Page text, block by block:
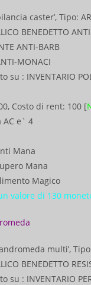
caster’, Tipo:
BENEDETTO
ANTI-BARB
MONACI
su : INVENTARIO
Costo di rent: 100 [
AC e` 4
Mana
Mana
Magico
valore di 130
multi’,
BENEDETTO
su : INVENTARIO